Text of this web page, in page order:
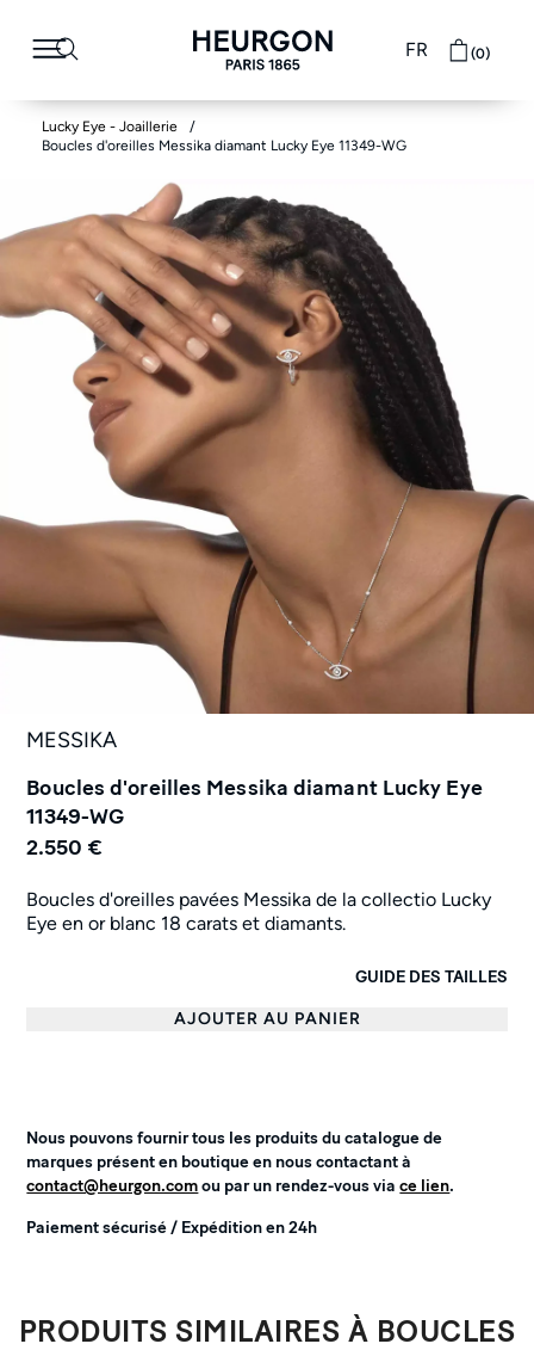
FR (0)
Lucky Eye - Joaillerie
Boucles d'oreilles Messika diamant Lucky Eye 11349-WG
MESSIKA
Boucles d'oreilles Messika diamant Lucky Eye
11349-WG
2.550 €
Boucles d'oreilles pavées Messika de la collectio Lucky
Eye en or blanc 18 carats et diamants.
GUIDE DES TAILLES
AJOUTER AU PANIER
Nous pouvons fournir tous les produits du catalogue de
marques présent en boutique en nous contactant à
contact@heurgon.comou par un rendez-vous viace lien.
Paiement sécurisé / Expédition en 24h
PRODUITS SIMILAIRES À BOUCLES